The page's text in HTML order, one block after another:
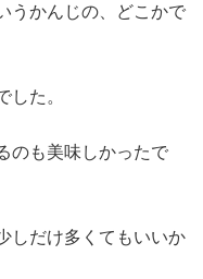
うかんじの、どこかで
した。
のも美味しかったで
しだけ多くてもいいか